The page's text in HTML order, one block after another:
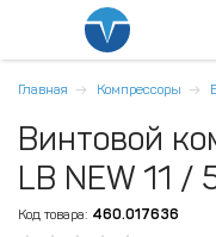
Главная Компрессоры
Винтовой
LB NEW 11 /
Код товара: 460.017636